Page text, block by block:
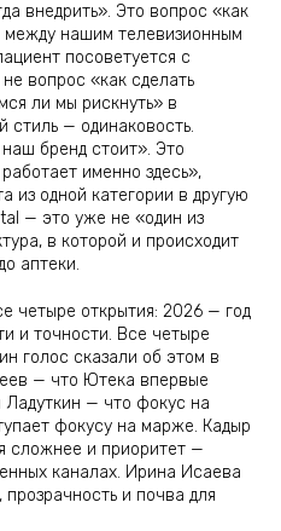
внедрить». Это вопрос «как
между нашим телевизионным
посоветуется с
вопрос «как сделать
ли мы рискнуть» в
стиль — одинаковость.
бренд стоит». Это
именно здесь»,
из одной категории в другую
— это уже не «один из
в которой и происходит
аптеки.
четыре открытия: 2026 — год
и точности. Все четыре
голос сказали об этом в
— что Ютека впервые
Ладуткин — что фокус на
фокусу на марже. Кадыр
сложнее и приоритет —
каналах. Ирина Исаева
и почва для